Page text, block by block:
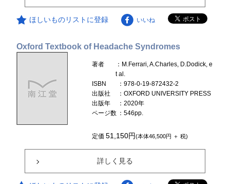
ほしいものリストに登録 いいね
Oxford Textbook of Headache Syndromes
著者
：M.Ferrari, A.Charles, D.Dodick, e
t al.
ISBN
：978-0-19-872432-2
出版社
：OXFORD UNIVERSITY PRESS
出版年
：2020年
ページ数 ：546pp.
定価51,150円(本体46,500円 ＋ 税)
詳しく見る